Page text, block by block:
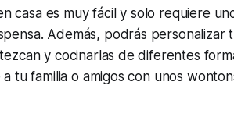
casa es muy fácil y solo requiere
Además, podrás personalizar
y cocinarlas de diferentes
tu familia o amigos con unos